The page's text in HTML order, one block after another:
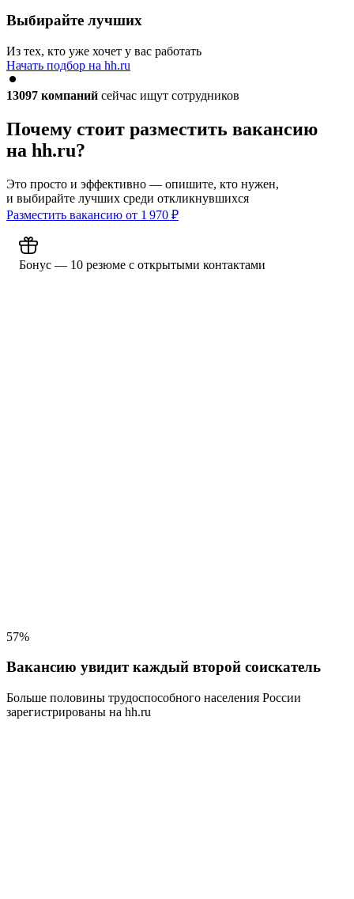
Выбирайте лучших
Из тех, кто уже хочет у вас работать
Начать подбор на hh.ru
13097 компаний сейчас ищут сотрудников
Почему стоит разместить вакансию
на hh.ru?
Это просто и эффективно — опишите, кто нужен,
и выбирайте лучших среди откликнувшихся
Разместить вакансию от 1 970 ₽
Бонус — 10 резюме с открытыми контактами
57%
Вакансию увидит каждый второй соискатель
Больше половины трудоспособного населения России
зарегистрированы на hh.ru